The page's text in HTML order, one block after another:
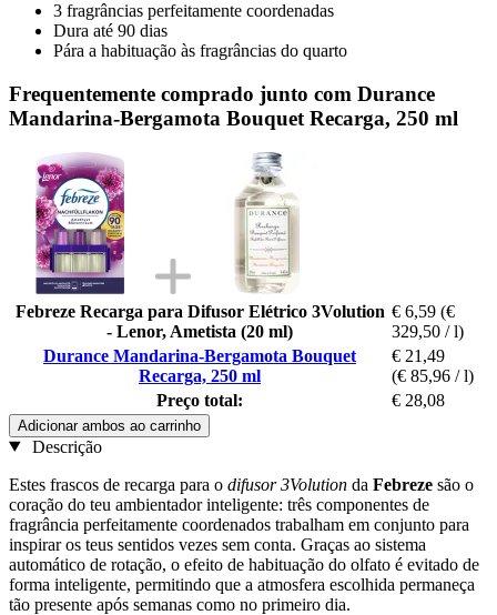
3 fragrâncias perfeitamente coordenadas
Dura até 90 dias
Pára a habituação às fragrâncias do quarto
Frequentemente comprado junto com Durance
Mandarina-Bergamota Bouquet Recarga, 250 ml
Febreze Recarga para Difusor Elétrico 3Volution
- Lenor, Ametista (20 ml)
€ 6,59 (€
329,50 / l)
Durance Mandarina-Bergamota Bouquet
Recarga, 250 ml
€ 21,49
(€ 85,96 / l)
Preço total:
€ 28,08
Adicionar ambos ao carrinho
Descrição
Estes frascos de recarga para o difusor 3Volution da Febreze são o
coração do teu ambientador inteligente: três componentes de
fragrância perfeitamente coordenados trabalham em conjunto para
inspirar os teus sentidos vezes sem conta. Graças ao sistema
automático de rotação, o efeito de habituação do olfato é evitado de
forma inteligente, permitindo que a atmosfera escolhida permaneça
tão presente após semanas como no primeiro dia.